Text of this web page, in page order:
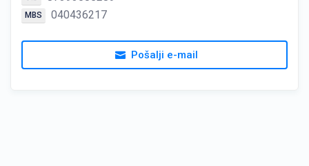
MBS 040436217
Pošalji e-mail